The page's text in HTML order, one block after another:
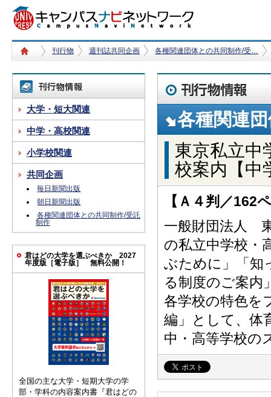
刊行物 週刊誌共同企画 各種関連団体との共同制作/受…
大学・短大関連
中学・高校関連
小学校関連
共同企画
毎日新聞出版
朝日新聞出版
各種関連団体との共同制作/受託
制作
君はどの大学を選ぶべきか 2027
年度版［電子版］ 無料公開！
全国の主な大学・短期大学の学
部・学科の内容案内書『君はどの
各種関連
東京私立
校案内【中
【Ａ４判／
一般財団法人
の私立中学校・
ぶために」「知
る制度のご案内
各学校の特色を
編」として、体
中・高等学校の